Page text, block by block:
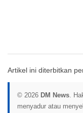
Artikel ini diterbitkan
© 2026 DM News.
menyadur atau